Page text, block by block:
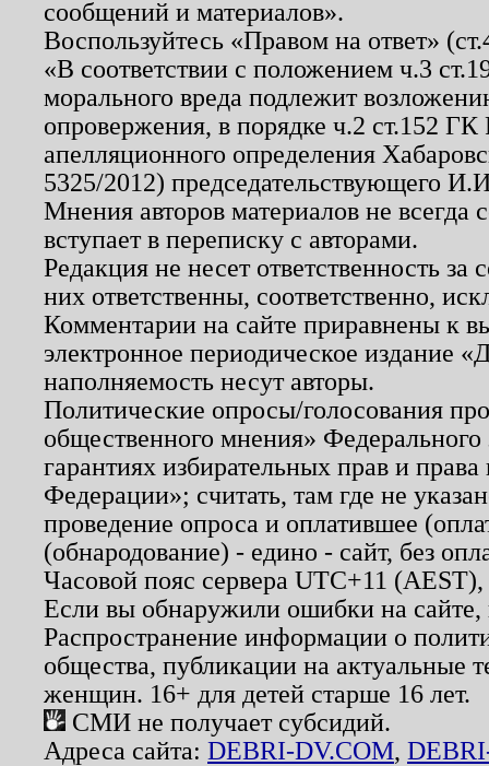
сообщений и материалов».
Воспользуйтесь «Правом на ответ»
«В соответствии с положением ч.3
морального вреда подлежит
опровержения, в порядке ч.2 ст.152
апелляционного определения
5325/2012) председательствующего
Мнения авторов материалов не
вступает в переписку с авторами.
Редакция не несет ответственность
них ответственны, соответственно,
Комментарии на сайте приравнены к
электронное периодическое издание
наполняемость несут авторы.
Политические опросы/голосования
общественного мнения»
гарантиях избирательных прав и
Федерации»; считать, там где не
проведение опроса и оплатившее
(обнародование) - едино - сайт, без
Часовой пояс сервера UTC+11
Если вы обнаружили ошибки на
Распространение информации о
общества, публикации на актуальные
женщин. 16+ для детей старше 16 лет.
СМИ не получает субсидий.
Адреса сайта: DEBRI-DV.COM,